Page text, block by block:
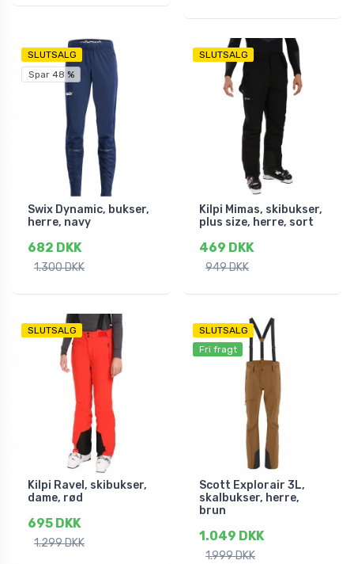
SLUTSALG
Spar 48 %
Swix Dynamic, bukser,
herre, navy
682 DKK
1.300 DKK
SLUTSALG
Kilpi Mimas, skibukser,
plus size, herre, sort
469 DKK
949 DKK
SLUTSALG
Kilpi Ravel, skibukser,
dame, rød
695 DKK
1.299 DKK
SLUTSALG
Fri fragt
Scott Explorair 3L,
skalbukser, herre,
brun
1.049 DKK
1.999 DKK